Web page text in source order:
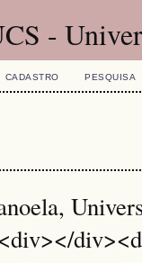
-
CADASTRO PESQUISA